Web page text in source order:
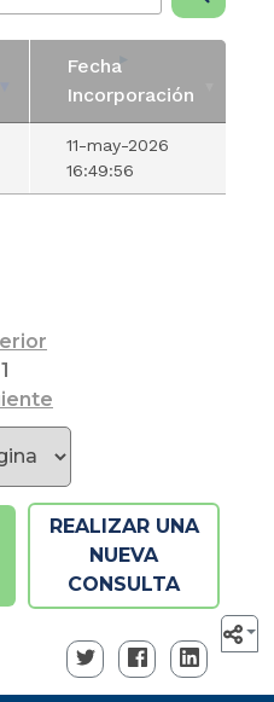
Fecha
Incorporación
Fecha
Incorporación
11-may-2026
16:49:56
1
REALIZAR UNA
NUEVA
CONSULTA